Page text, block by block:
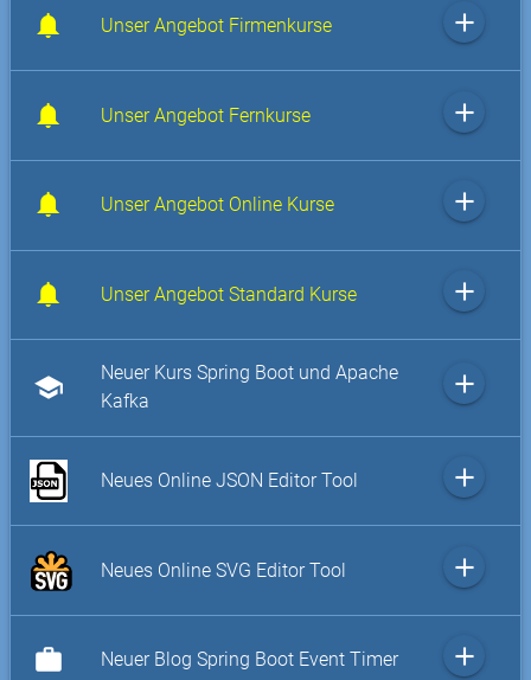
Unser Angebot Firmenkurse add
Unser Angebot Fernkurse add
Unser Angebot Online Kurse add
Unser Angebot Standard Kurse add
school
Neuer Kurs Spring Boot und Apache
Kafka
add
Neues Online JSON Editor Tool add
Neues Online SVG Editor Tool add
work Neuer Blog Spring Boot Event Timer add